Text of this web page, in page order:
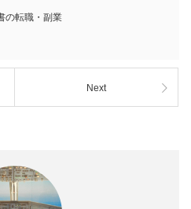
の転職・副業
Next